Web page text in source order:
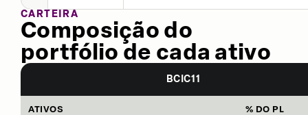
CARTEIRA
Composição do
portfólio de cada ativo
BCIC11
ATIVOS % DO PL